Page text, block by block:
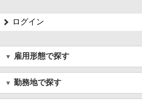
ログイン
雇用形態で探す
勤務地で探す